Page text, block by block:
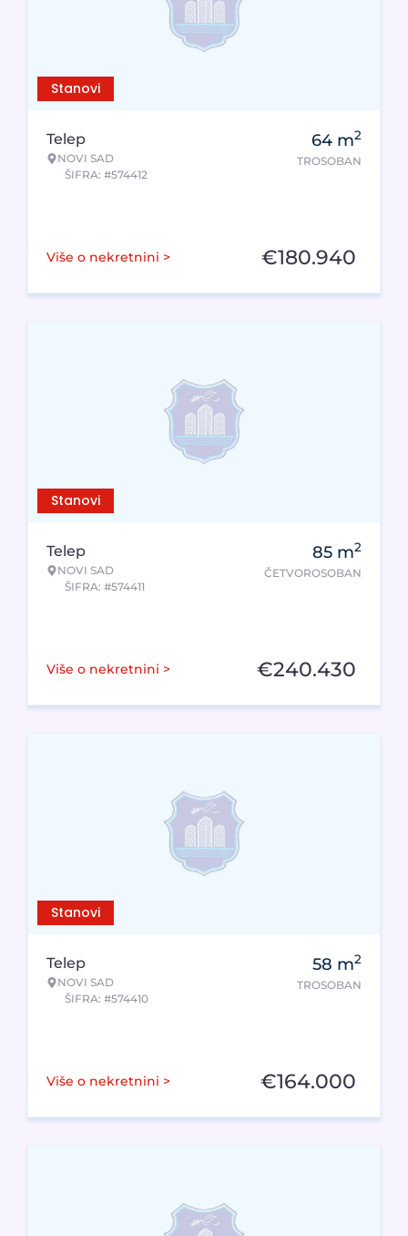
Stanovi
Telep
NOVI SAD
ŠIFRA: #574412
64 m2
TROSOBAN
Više o nekretnini > €180.940
Stanovi
Telep
NOVI SAD
ŠIFRA: #574411
85 m2
ČETVOROSOBAN
Više o nekretnini > €240.430
Stanovi
Telep
NOVI SAD
ŠIFRA: #574410
58 m2
TROSOBAN
Više o nekretnini > €164.000